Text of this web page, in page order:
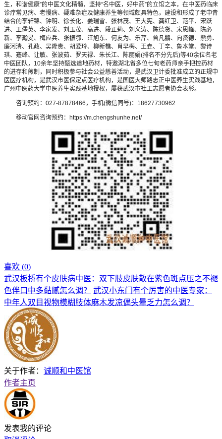
生，和谐健康”的中医文化精髓，坚持“名中医，好中药”的立馆之本，在中医药临床
诊疗常见病、老慢病、疑难杂症及健康养生等领域颇具特色，建设和形成了老中青
结合的李轩锦、钟明、徐长化、姜瑞雪、张林茂、王大宪、龚红卫、范平、宋跃
进、王儒英、李家发、刘玉茂、高进、段正莉、刘义涛、陈德货、宋恩峰、陈必
新、李瀚旻、梅应兵、张振鄂、汪旭东、何友为、乐芹、曾凡鹏、向贤德、熊勇、
廉河清、孔政、吴隆贵、胡爱玲、柳新樵、肖早梅、王垚、丁辛、鲁本堂、黎诗
琪、蹇峰、让敏、张波茹、罗天禄、朱长江、陈丽娟(排名不分先后)等40余位名老
中医团队，10余年坚持甄选道地药材，特邀湖北省多位七旬老药师亲手把控药材
的进存和煎制，同时积极参与社会公益慈善活动，是武汉卫计委批准成立的正规中
医医疗机构，是武汉市医保定点医疗机构，是国医大师路志正中医养生实践基地，
广州中医药大学中医养生实践基地授权，屡获武汉市社工志愿者协会表彰。
咨询预约：027-87878466，手机(微信同号)：18627730962
移动官网咨询预约：https://m.chengshunhe.net/
喜欢 (0)
武汉板桥有个皮肤病中医：双下肢皮肤散在紫色斑点压之不褪
色伴口中多黏腻怎么调？
武汉小东门有个厉害的中医专家：
中年人双目视物模糊肢体麻木发凉偶头晕乏力怎么调？
关于作者： 诚顺和中医馆
作者主页
发表我的评论